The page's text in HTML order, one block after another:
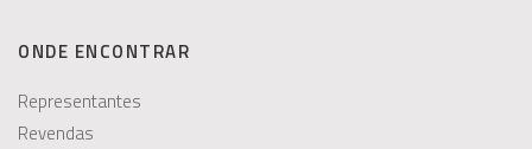
ONDE ENCONTRAR
Representantes
Revendas